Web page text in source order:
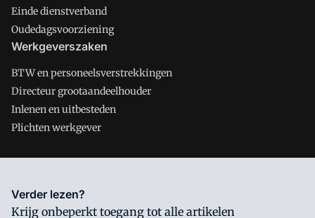
Einde dienstverband
Oudedagsvoorziening
Werkgeverszaken
BTW en personeelsverstrekkingen
Directeur grootaandeelhouder
Inlenen en uitbesteden
Plichten werkgever
Salarisnet is onderdeel van VMN media. Lees in
waar VMN media voor staat. Op gebruik van deze site zijn de
Verder lezen?
Krijg onbeperkt toegang tot alle artikelen